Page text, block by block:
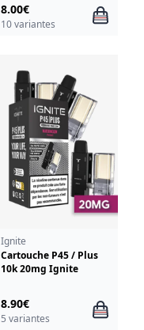
8.00€
10 variantes
Ignite
Cartouche P45 / Plus
10k 20mg Ignite
8.90€
5 variantes